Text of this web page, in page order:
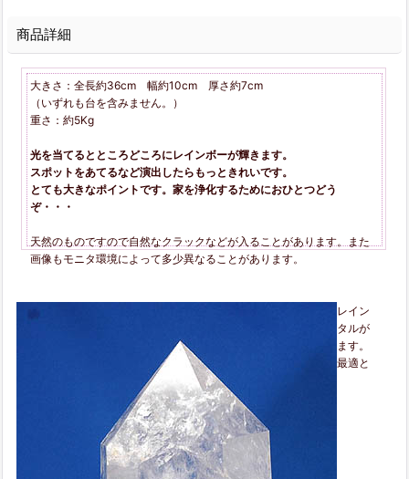
商品詳細
大きさ：全長約36cm 幅約10cm 厚さ約7cm
（いずれも台を含みません。）
重さ：約5Kg
光を当てるとところどころにレインボーが輝きます。
スポットをあてるなど演出したらもっときれいです。
とても大きなポイントです。家を浄化するためにおひとつどう
ぞ・・・
天然のものですので自然なクラックなどが入ることがあります。また
画像もモニタ環境によって多少異なることがあります。
レインボークリスタルは、水晶の一種で、内部に光をあてるとレイン
ボー（虹色）が見れるのが特徴の宝石です。レインボークリスタルが
放つ虹色の光は、愛や感謝、希望を意味しているといわれています。
そのため憎しみや挫折感というようなマイナス感情を癒すのに最適と